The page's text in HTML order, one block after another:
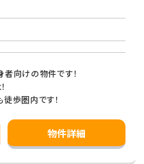
者向けの物件です！
歩圏内です！
物件詳細